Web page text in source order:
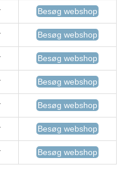
Besøg webshop
Besøg webshop
Besøg webshop
Besøg webshop
Besøg webshop
Besøg webshop
Besøg webshop